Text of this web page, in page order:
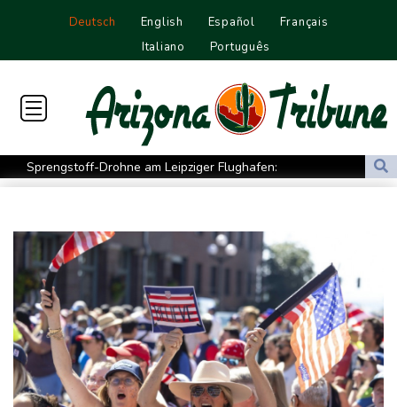
Deutsch English Español
Français
Italiano
Português
Sprengstoff-Drohne am Leipziger Flughafen:
Bundesanwaltschaft übernimmt Ermittlungen
Millionen Dollar zahlen
Regierung und Opposition in Venezuela beginnen offiziellen
Dialog - ohne Machado
USA wollen bei Visa-Anträgen offenbar Online-Aktivitäten noch
stärker überprüfen
Röwekamp: Innenministerium muss zentral für Drohnenabwehr
zuständig sein